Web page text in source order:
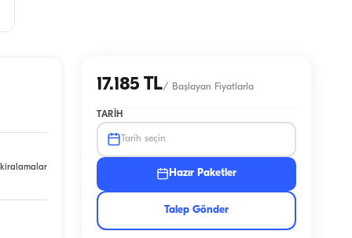
kiralamalar
17.185 TL/ Başlayan Fiyatlarla
TARIH
Tarih seçin
Hazır Paketler
Talep Gönder